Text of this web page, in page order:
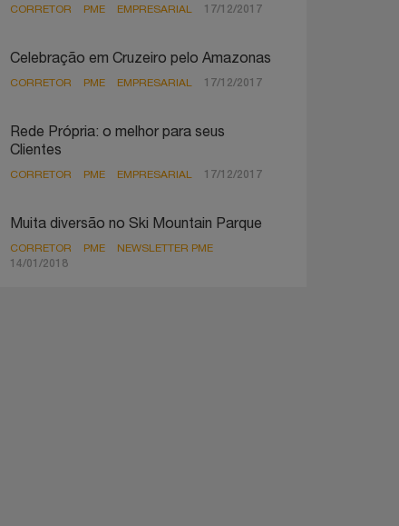
CORRETOR PME EMPRESARIAL 17/12/2017
Celebração em Cruzeiro pelo Amazonas
CORRETOR PME EMPRESARIAL 17/12/2017
Rede Própria: o melhor para seus
Clientes
CORRETOR PME EMPRESARIAL 17/12/2017
Muita diversão no Ski Mountain Parque
CORRETOR PME
NEWSLETTER PME
14/01/2018